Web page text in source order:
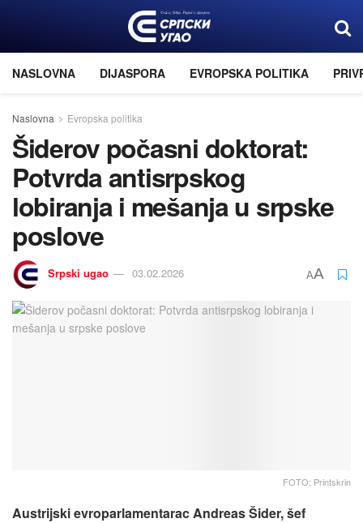
NASLOVNA DIJASPORA EVROPSKA POLITIKA
Naslovna Evropska politika
Šiderov počasni doktorat:
Potvrda antisrpskog
lobiranja i mešanja u srpske
poslove
Srpski ugao 03.02.2026 AA
FOTO: Printskrin
Austrijski evroparlamentarac Andreas Šider, šef